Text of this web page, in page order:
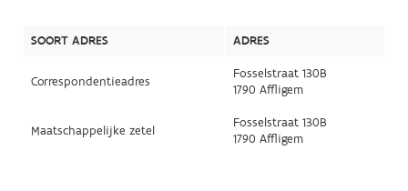
SOORT ADRES ADRES
Correspondentieadres
Fosselstraat 130B
1790 Affligem
Maatschappelijke zetel
Fosselstraat 130B
1790 Affligem